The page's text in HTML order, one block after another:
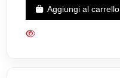
Aggiungi al carrello